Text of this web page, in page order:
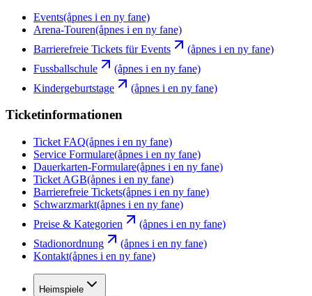
Events(åpnes i en ny fane)
Arena-Touren(åpnes i en ny fane)
Barrierefreie Tickets für Events
(åpnes i en ny fane)
Fussballschule
(åpnes i en ny fane)
Kindergeburtstage
(åpnes i en ny fane)
Ticketinformationen
Ticket FAQ(åpnes i en ny fane)
Service Formulare(åpnes i en ny fane)
Dauerkarten-Formulare(åpnes i en ny fane)
Ticket AGB(åpnes i en ny fane)
Barrierefreie Tickets(åpnes i en ny fane)
Schwarzmarkt(åpnes i en ny fane)
Preise & Kategorien
(åpnes i en ny fane)
Stadionordnung
(åpnes i en ny fane)
Kontakt(åpnes i en ny fane)
Heimspiele